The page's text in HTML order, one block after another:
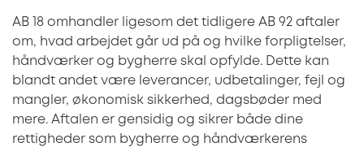
AB 18 omhandler ligesom det tidligere AB 92 aftaler
om, hvad arbejdet går ud på og hvilke forpligtelser,
håndværker og bygherre skal opfylde. Dette kan
blandt andet være leverancer, udbetalinger, fejl og
mangler, økonomisk sikkerhed, dagsbøder med
mere. Aftalen er gensidig og sikrer både dine
rettigheder som bygherre og håndværkerens